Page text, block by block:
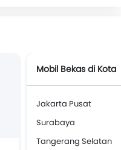
Mobil Bekas di Kota
Jakarta Pusat
Surabaya
Tangerang Selatan